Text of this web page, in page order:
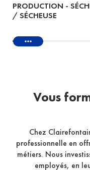
PRODUCTION -
/ SÉCHEUSE
Vous
Chez
professionnelle en
métiers. Nous
employés, en